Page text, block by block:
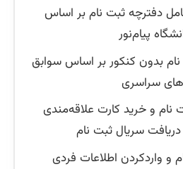
دفترچه ثبت نام بر اساس
پیام‌نور
بدون کنکور بر اساس سوابق
سراسری
نام و خرید کارت علاقه‌مندی
دریافت سریال ثبت نام
و واردکردن اطلاعات فردی